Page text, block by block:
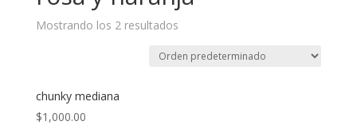
Mostrando los 2 resultados
chunky mediana
$1,000.00